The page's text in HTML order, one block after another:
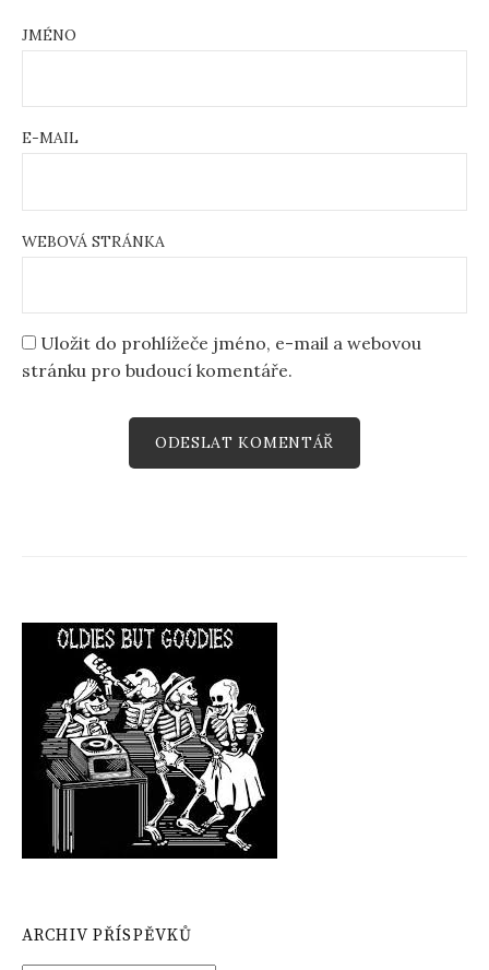
JMÉNO
E-MAIL
WEBOVÁ STRÁNKA
Uložit do prohlížeče jméno, e-mail a webovou
stránku pro budoucí komentáře.
ARCHIV PŘÍSPĚVKŮ